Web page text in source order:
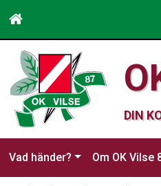
DIN
Vad händer? Om OK Vilse